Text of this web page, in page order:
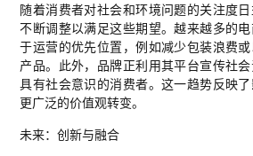
随着消费者对社会和环境问题的关注度
不断调整以满足这些期望。越来越多的
于运营的优先位置，例如减少包装浪费
产品。此外，品牌正利用其平台宣传社
具有社会意识的消费者。这一趋势反映
更广泛的价值观转变。
未来：创新与融合